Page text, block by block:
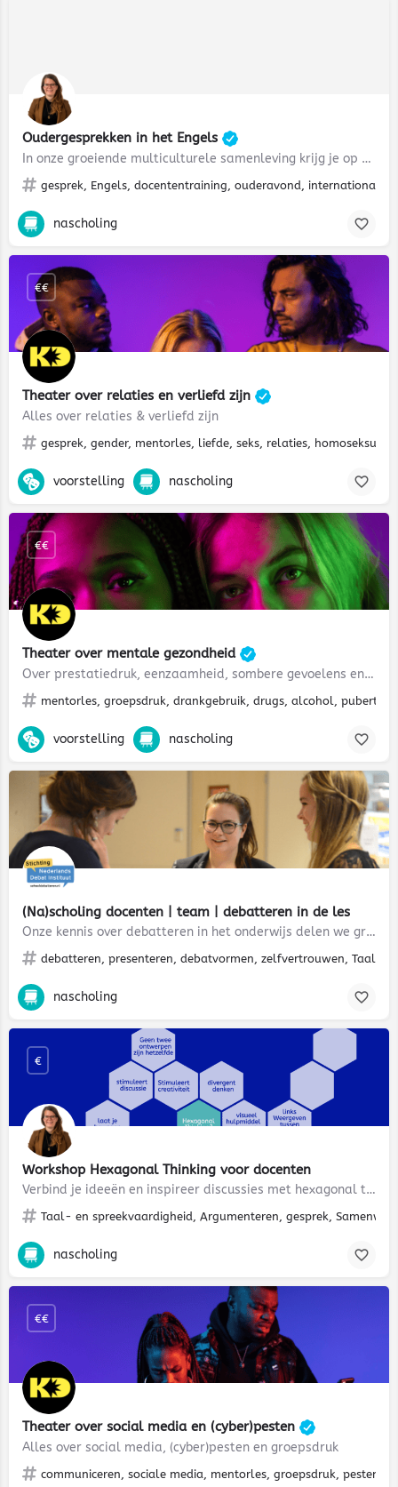
Oudergesprekken in het Engels
In onze groeiende multiculturele samenleving krijg je op school en in de klas steeds vaker te maken met…
gesprek, Engels, docententraining, ouderavond,
nascholing
Theater over relaties en verliefd zijn
Alles over relaties & verliefd zijn
gesprek, gender, mentorles, liefde, seks, relaties,
€€
voorstelling nascholing
Theater over mentale gezondheid
Over prestatiedruk, eenzaamheid, sombere gevoelens en zelfbeeld
mentorles, groepsdruk, drankgebruik, drugs, alcohol, pubertijd
€€
voorstelling nascholing
(Na)scholing docenten | team | debatteren in de les
Onze kennis over debatteren in het onderwijs delen we graag met jou! We verzorgen docententrainingen – in…
debatteren, presenteren, debatvormen, zelfvertrouwen, Taal-
nascholing
Workshop Hexagonal Thinking voor docenten
Verbind je ideeën en inspireer discussies met hexagonal thinking
Taal- en spreekvaardigheid, Argumenteren, gesprek,
€
nascholing
Theater over social media en (cyber)pesten
Alles over social media, (cyber)pesten en groepsdruk
communiceren, sociale media, mentorles, groepsdruk, pesten
€€